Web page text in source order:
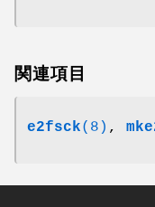
関連項目
e2fsck(8) ,